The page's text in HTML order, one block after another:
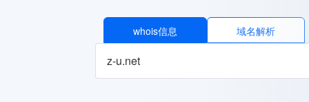
whois信息 域名解析